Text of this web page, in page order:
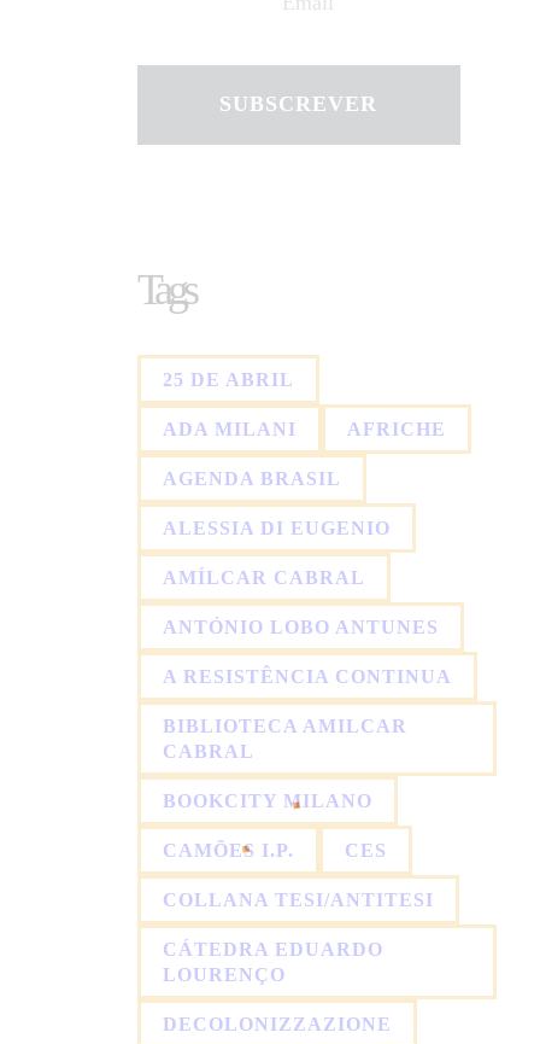
SUBSCREVER
Tags
25 DE ABRIL
ADA MILANI AFRICHE
AGENDA BRASIL
ALESSIA DI EUGENIO
AMÍLCAR CABRAL
ANTÓNIO LOBO ANTUNES
A RESISTÊNCIA CONTINUA
BIBLIOTECA AMILCAR
CABRAL
BOOKCITY MILANO
CAMÕES I.P. CES
COLLANA TESI/ANTITESI
CÁTEDRA EDUARDO
LOURENÇO
DECOLONIZZAZIONE